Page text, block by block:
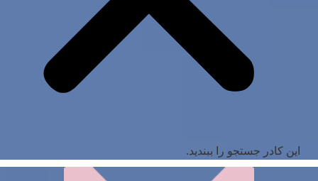
این کادر جستجو را ببندید.